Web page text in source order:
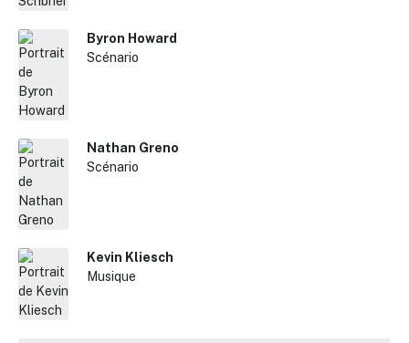
Byron Howard
Scénario
Nathan Greno
Scénario
Kevin Kliesch
Musique